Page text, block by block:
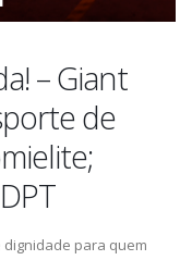
– Giant
de
para quem